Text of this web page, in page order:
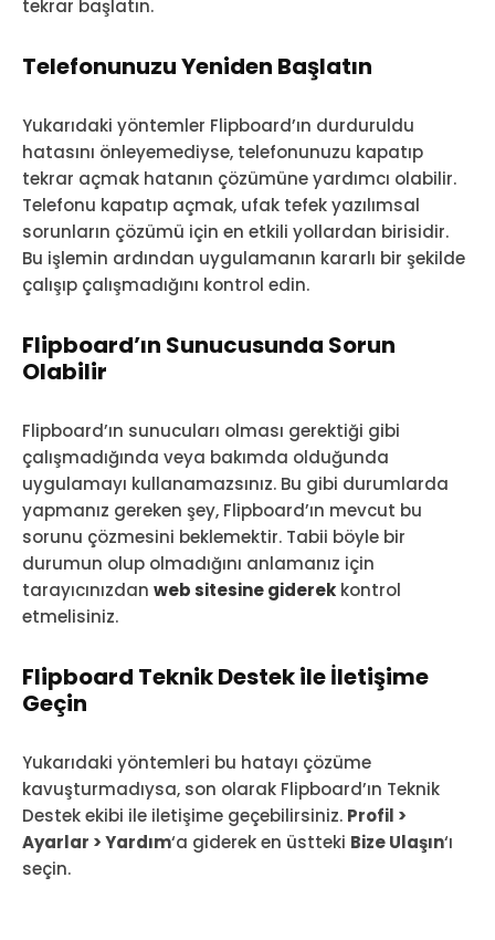
tekrar başlatın.
Telefonunuzu Yeniden Başlatın
Yukarıdaki yöntemler Flipboard’ın durduruldu
hatasını önleyemediyse, telefonunuzu kapatıp
tekrar açmak hatanın çözümüne yardımcı olabilir.
Telefonu kapatıp açmak, ufak tefek yazılımsal
sorunların çözümü için en etkili yollardan birisidir.
Bu işlemin ardından uygulamanın kararlı bir şekilde
çalışıp çalışmadığını kontrol edin.
Flipboard’ın Sunucusunda Sorun
Olabilir
Flipboard’ın sunucuları olması gerektiği gibi
çalışmadığında veya bakımda olduğunda
uygulamayı kullanamazsınız. Bu gibi durumlarda
yapmanız gereken şey, Flipboard’ın mevcut bu
sorunu çözmesini beklemektir. Tabii böyle bir
durumun olup olmadığını anlamanız için
tarayıcınızdan web sitesine giderek kontrol
etmelisiniz.
Flipboard Teknik Destek ile İletişime
Geçin
Yukarıdaki yöntemleri bu hatayı çözüme
kavuşturmadıysa, son olarak Flipboard’ın Teknik
Destek ekibi ile iletişime geçebilirsiniz. Profil >
Ayarlar > Yardım‘a giderek en üstteki Bize Ulaşın‘ı
seçin.